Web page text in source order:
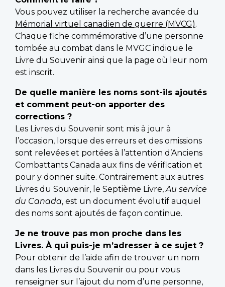
Vous pouvez utiliser la recherche avancée du
Mémorial virtuel canadien de guerre (MVCG).
Chaque fiche commémorative d’une personne
tombée au combat dans le MVGC indique le
Livre du Souvenir ainsi que la page où leur nom
est inscrit.
De quelle manière les noms sont-ils ajoutés
et comment peut-on apporter des
corrections ?
Les Livres du Souvenir sont mis à jour à
l’occasion, lorsque des erreurs et des omissions
sont relevées et portées à l’attention d’Anciens
Combattants Canada aux fins de vérification et
pour y donner suite. Contrairement aux autres
Livres du Souvenir, le Septième Livre,Au service
du Canada, est un document évolutif auquel
des noms sont ajoutés de façon continue.
Je ne trouve pas mon proche dans les
Livres. À qui puis-je m’adresser à ce sujet ?
Pour obtenir de l’aide afin de trouver un nom
dans les Livres du Souvenir ou pour vous
renseigner sur l’ajout du nom d’une personne,